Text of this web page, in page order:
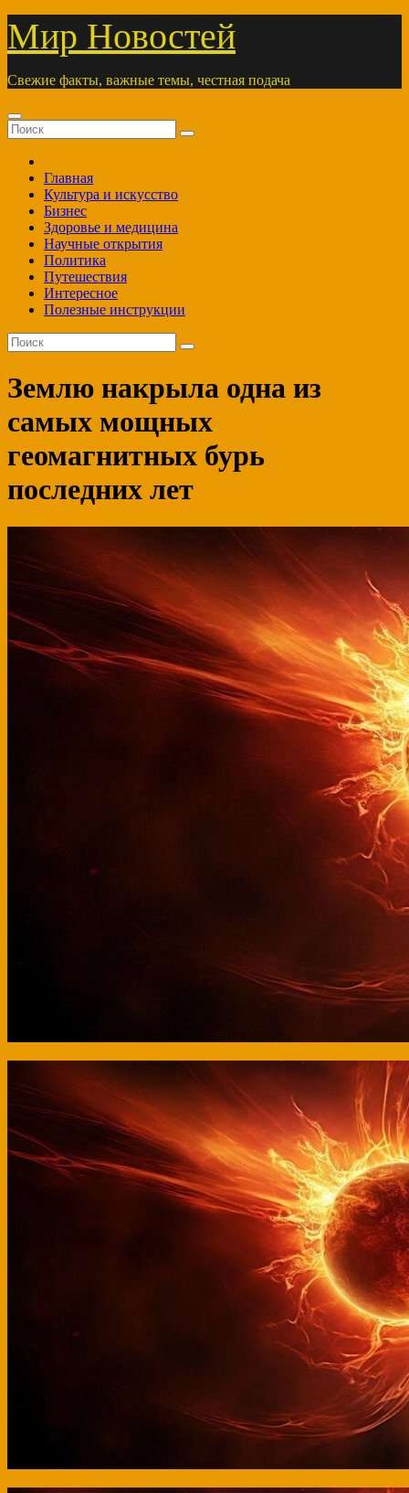
Перейти
содержимому
Мир Новостей
Свежие факты, важные темы, честная подача
Главная
Культура и искусство
Бизнес
Здоровье и медицина
Научные открытия
Политика
Путешествия
Интересное
Полезные инструкции
Землю накрыла одна из
самых мощных
геомагнитных бурь
последних лет